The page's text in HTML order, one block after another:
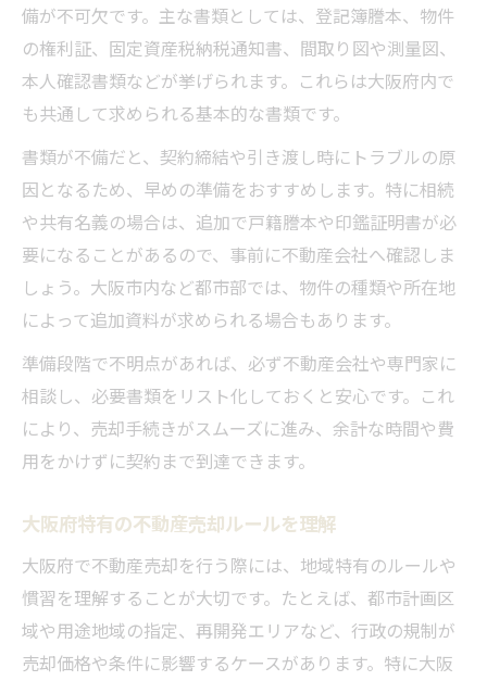
備が不可欠です。主な書類としては、登記簿謄本、物件
の権利証、固定資産税納税通知書、間取り図や測量図、
本人確認書類などが挙げられます。これらは大阪府内で
も共通して求められる基本的な書類です。
書類が不備だと、契約締結や引き渡し時にトラブルの原
因となるため、早めの準備をおすすめします。特に相続
や共有名義の場合は、追加で戸籍謄本や印鑑証明書が必
要になることがあるので、事前に不動産会社へ確認しま
しょう。大阪市内など都市部では、物件の種類や所在地
によって追加資料が求められる場合もあります。
準備段階で不明点があれば、必ず不動産会社や専門家に
相談し、必要書類をリスト化しておくと安心です。これ
により、売却手続きがスムーズに進み、余計な時間や費
用をかけずに契約まで到達できます。
大阪府特有の不動産売却ルールを理解
大阪府で不動産売却を行う際には、地域特有のルールや
慣習を理解することが大切です。たとえば、都市計画区
域や用途地域の指定、再開発エリアなど、行政の規制が
売却価格や条件に影響するケースがあります。特に大阪